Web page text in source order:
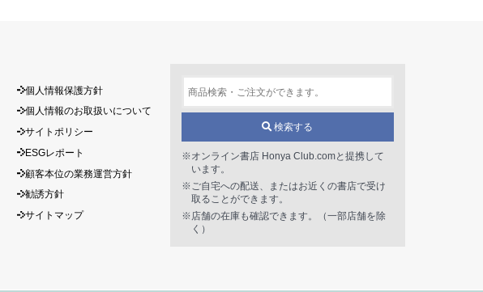
検索する
※オンライン書店 Honya Club.comと提携して
います。
※ご自宅への配送、またはお近くの書店で受け
取ることができます。
※店舗の在庫も確認できます。（一部店舗を除
く）
個人情報保護方針
個人情報のお取扱いについて
サイトポリシー
ESGレポート
顧客本位の業務運営方針
勧誘方針
サイトマップ